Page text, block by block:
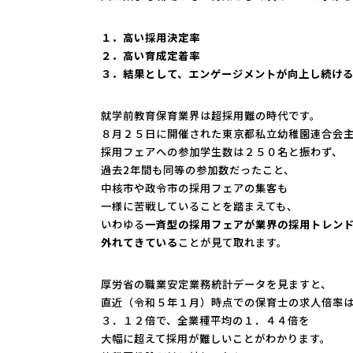
１．高い採用決定率
２．高い育成定着率
３．結果として、エンゲージメントが向上し続ける
就学前教育保育業界は超採用難の時代です。
８月２５日に開催された東京都私立幼稚園連合会
採用フェアへの参加学生数は２５０名と振わず、
過去2年間も同等の参加数だったこと、
中核市や政令市の採用フェアの集客も
一様に苦戦していることを踏まえても、
いわゆる一斉型の採用フェアが業界の採用トレン
外れてきている ことが見て取れます。
厚労省の職業安定業務統計データを見ますと、
直近（令和５年１月）時点での保育士の求人倍率は
３．１２倍で、全業種平均の１．４４倍を
大幅に超えて採用が難しいことがわかります。